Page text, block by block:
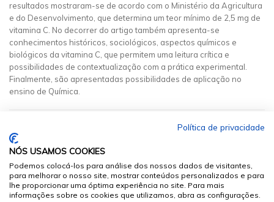
resultados mostraram-se de acordo com o Ministério da Agricultura
e do Desenvolvimento, que determina um teor mínimo de 2,5 mg de
vitamina C. No decorrer do artigo também apresenta-se
conhecimentos históricos, sociológicos, aspectos químicos e
biológicos da vitamina C, que permitem uma leitura crítica e
possibilidades de contextualização com a prática experimental.
Finalmente, são apresentadas possibilidades de aplicação no
ensino de Química.
Política de privacidade
NÓS USAMOS COOKIES
Podemos colocá-los para análise dos nossos dados de visitantes,
para melhorar o nosso site, mostrar conteúdos personalizados e para
lhe proporcionar uma óptima experiência no site. Para mais
informações sobre os cookies que utilizamos, abra as configurações.